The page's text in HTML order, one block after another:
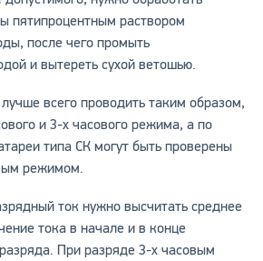
пятипроцентным раствором
после чего промыть
и вытереть сухой ветошью.
всего проводить таким образом,
и 3-х часового режима, а по
типа СК могут быть проверены
режимом.
ток нужно высчитать среднее
тока в начале и в конце
При разряде 3-х часовым